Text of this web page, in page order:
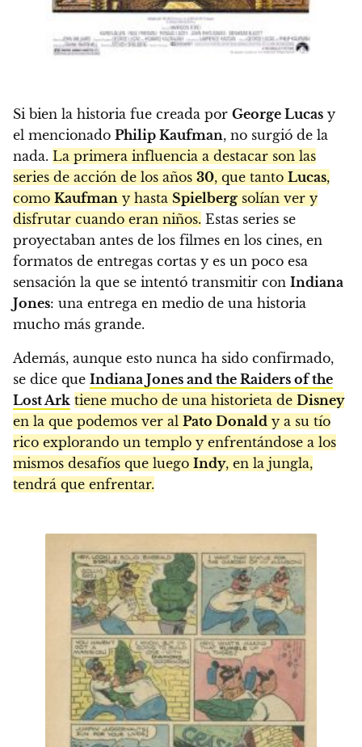
Si bien la historia fue creada por George Lucas y
el mencionado Philip Kaufman, no surgió de la
nada. La primera influencia a destacar son las
series de acción de los años 30, que tanto Lucas,
como Kaufman y hasta Spielberg solían ver y
disfrutar cuando eran niños. Estas series se
proyectaban antes de los filmes en los cines, en
formatos de entregas cortas y es un poco esa
sensación la que se intentó transmitir con Indiana
Jones: una entrega en medio de una historia
mucho más grande.
Además, aunque esto nunca ha sido confirmado,
se dice que Indiana Jones and the Raiders of the
Lost Ark tiene mucho de una historieta de Disney
en la que podemos ver al Pato Donald y a su tío
rico explorando un templo y enfrentándose a los
mismos desafíos que luego Indy, en la jungla,
tendrá que enfrentar.